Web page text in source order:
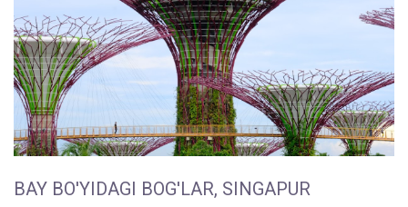
BAY BO'YIDAGI BOG'LAR, SINGAPUR